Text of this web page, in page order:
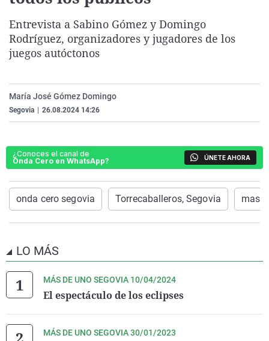
Gente viajera
Retornados
Galicia
Televisión
Entrevista a Sabino Gómez y Domingo
Rodríguez, organizadores y jugadores de los
juegos autóctonos
María José Gómez Domingo
Segovia 26.08.2024 14:26
¿Conoces el canal de
Onda Cero en WhatsApp?
ÚNETE AHORA
onda cero segovia Torrecaballeros, Segovia mas
LO MÁS
MÁS DE UNO SEGOVIA 10/04/2024
El espectáculo de los eclipses
MÁS DE UNO SEGOVIA 30/01/2023